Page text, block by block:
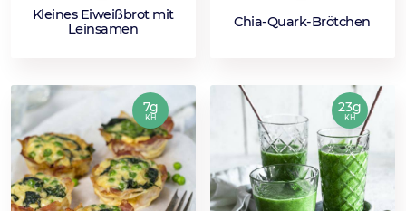
Kleines Eiweißbrot mit
Leinsamen
Chia-Quark-Brötchen
7g
KH
23g
KH